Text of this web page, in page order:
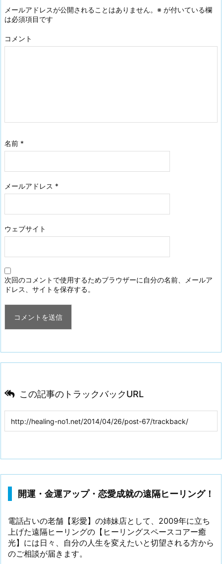
メールアドレスが公開されることはありません。 ※ が付いている欄
は必須項目です
コメント
名前 *
メールアドレス *
ウェブサイト
次回のコメントで使用するためブラウザーに自分の名前、メールア
ドレス、サイトを保存する。
この記事のトラックバックURL
開運・金運アップ・恋愛成就の遠隔ヒーリング！
電話占いの老舗【彩愛】の姉妹店として、2009年に立ち
上げた遠隔ヒーリングの【ヒーリングスペースコアー癒
光】には日々、自分の人生を変えたいと切望される方から
のご相談が届きます。